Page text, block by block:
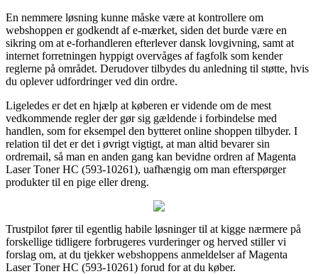
En nemmere løsning kunne måske være at kontrollere om
webshoppen er godkendt af e-mærket, siden det burde være en
sikring om at e-forhandleren efterlever dansk lovgivning, samt at
internet forretningen hyppigt overvåges af fagfolk som kender
reglerne på området. Derudover tilbydes du anledning til støtte, hvis
du oplever udfordringer ved din ordre.
Ligeledes er det en hjælp at køberen er vidende om de mest
vedkommende regler der gør sig gældende i forbindelse med
handlen, som for eksempel den bytteret online shoppen tilbyder. I
relation til det er det i øvrigt vigtigt, at man altid bevarer sin
ordremail, så man en anden gang kan bevidne ordren af Magenta
Laser Toner HC (593-10261), uafhængig om man efterspørger
produkter til en pige eller dreng.
Trustpilot fører til egentlig habile løsninger til at kigge nærmere på
forskellige tidligere forbrugeres vurderinger og herved stiller vi
forslag om, at du tjekker webshoppens anmeldelser af Magenta
Laser Toner HC (593-10261) forud for at du køber.